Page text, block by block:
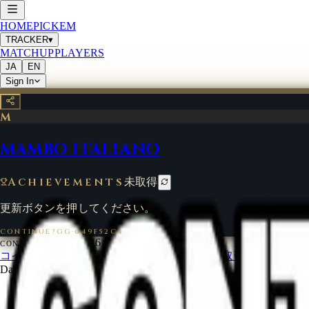
HOMEPICKEM
TRACKER▾
MATCHUPPLAYERS
JA
EN
Sign In
M
MAMBO ITALIANO
Achievements未取得
更新ボタンを押してください。
CONTINUE?GG·049F52C4
CONTINUE?GG
2026
コインについて
利用規約 お問い合わせ
特定商取引法に基づく
Data from